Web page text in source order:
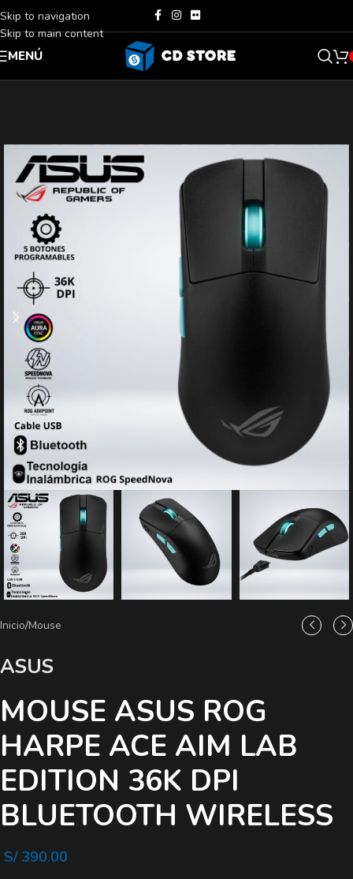
Skip to navigation
Skip to main content
MENÚ
Inicio/Mouse
ASUS
MOUSE ASUS ROG
HARPE ACE AIM LAB
EDITION 36K DPI
BLUETOOTH WIRELESS
S/390.00